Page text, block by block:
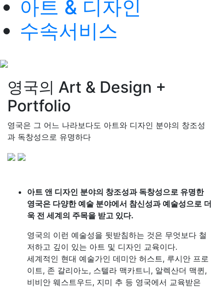
아트 & 디자인
수속서비스
영국의 Art & Design +
Portfolio
영국은 그 어느 나라보다도 아트와 디자인 분야의 창조성
과 독창성으로 유명하다
아트 앤 디자인 분야의 창조성과 독창성으로 유명한
영국은 다양한 예술 분야에서 참신성과 예술성으로 더
욱 전 세계의 주목을 받고 있다.
영국의 이런 예술성을 뒷받침하는 것은 무엇보다 철
저하고 깊이 있는 아트 및 디자인 교육이다.
세계적인 현대 예술가인 데미안 허스트, 루시안 프로
이트, 존 갈리아노, 스텔라 맥카트니, 알렉산더 맥퀸,
비비안 웨스트우드, 지미 추 등 영국에서 교육받은